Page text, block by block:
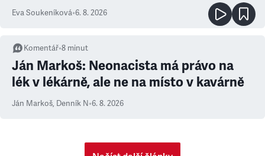
Eva Soukeníková•6. 8. 2026
Komentář•8 minut
Ján Markoš: Neonacista má právo na
lék v lékárně, ale ne na místo v kavárně
Ján Markoš, Denník N•6. 8. 2026